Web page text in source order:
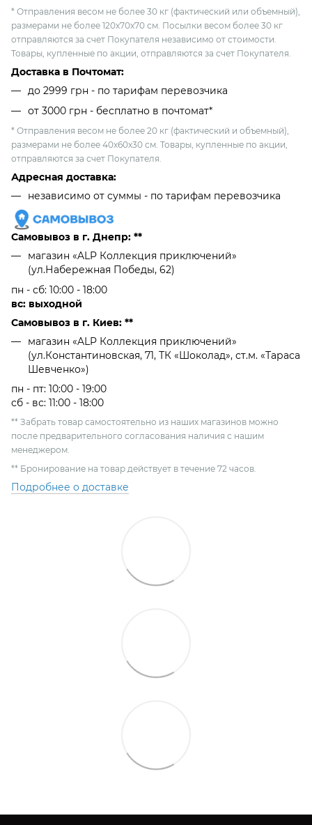
* Отправления весом не более 30 кг (фактический или объемный),
размерами не более 120х70х70 см. Посылки весом более 30 кг
отправляются за счет Покупателя независимо от стоимости.
Товары, купленные по акции, отправляются за счет Покупателя.
Доставка в Почтомат:
до 2999 грн - по тарифам перевозчика
от 3000 грн - бесплатно в почтомат*
* Отправления весом не более 20 кг (фактический и объемный),
размерами не более 40х60х30 см. Товары, купленные по акции,
отправляются за счет Покупателя.
Адресная доставка:
независимо от cуммы - по тарифам перевозчика
Самовывоз в г. Днепр: **
магазин «ALP Коллекция приключений»
(ул.Набережная Победы, 62)
пн - сб: 10:00 - 18:00
вс: выходной
Самовывоз в г. Киев: **
магазин «ALP Коллекция приключений»
(ул.Константиновская, 71, ТК «Шоколад», ст.м. «Тараса
Шевченко»)
пн - пт: 10:00 - 19:00
сб - вс: 11:00 - 18:00
** Забрать товар самостоятельно из наших магазинов можно
после предварительного согласования наличия с нашим
менеджером.
** Бронирование на товар действует в течение 72 часов.
Подробнее о доставке